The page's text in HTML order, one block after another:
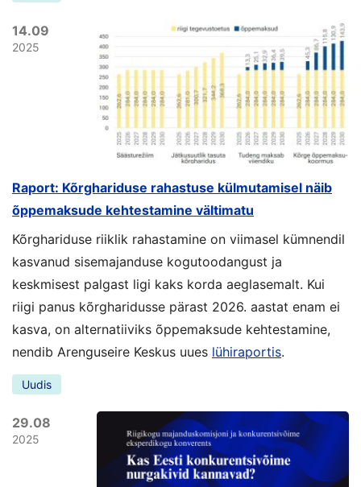
14.09
2025
Raport: Kõrghariduse rahastuse külmutamisel näib
õppemaksude kehtestamine vältimatu
Kõrghariduse riiklik rahastamine on viimasel kümnendil
kasvanud sisemajanduse kogutoodangust ja
keskmisest palgast ligi kaks korda aeglasemalt. Kui
riigi panus kõrgharidusse pärast 2026. aastat enam ei
kasva, on alternatiiviks õppemaksude kehtestamine,
nendib Arenguseire Keskus uues lühiraportis.
Uudis
29.08
2025